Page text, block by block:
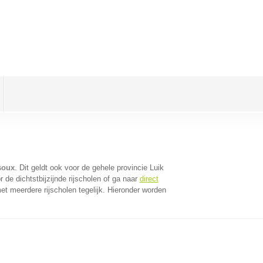
. Dit geldt ook voor de gehele provincie Luik
de dichtstbijzijnde rijscholen of ga naar direct
meerdere rijscholen tegelijk. Hieronder worden